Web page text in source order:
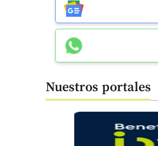
Nuestros portales